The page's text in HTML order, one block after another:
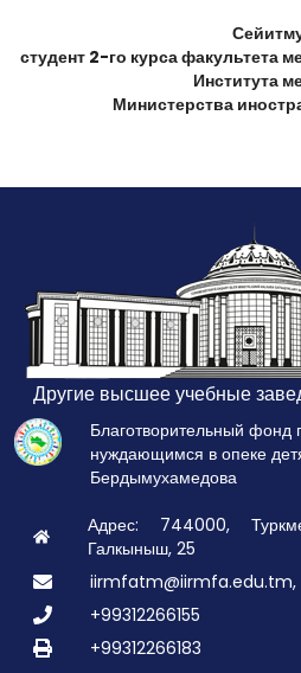
студент 2-го курса факультета
Института
Министерства
Другие высшее учебные
Благотворительный
нуждающимся в опеке
Бердымухамедова
Адрес: 744000,
Галкыныш, 25
+99312266155
+99312266183